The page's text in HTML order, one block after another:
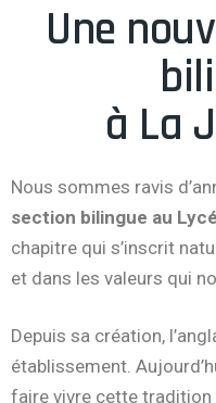
Une
à La
Nous sommes ravis
section bilingue au
chapitre qui s’inscrit
et dans les valeurs qui
Depuis sa création,
établissement.
faire vivre cette tradition